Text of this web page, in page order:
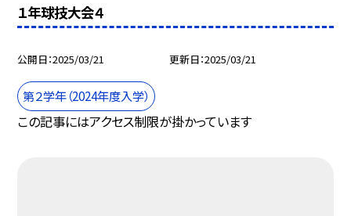
１年球技大会４
公開日 2025/03/21 更新日 2025/03/21
第２学年（2024年度入学）
この記事にはアクセス制限が掛かっています